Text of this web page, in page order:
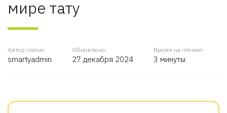
мире тату
Автор статьи:
smartyadmin
Обновлено:
27 декабря 2024
Время на чтение:
3 минуты